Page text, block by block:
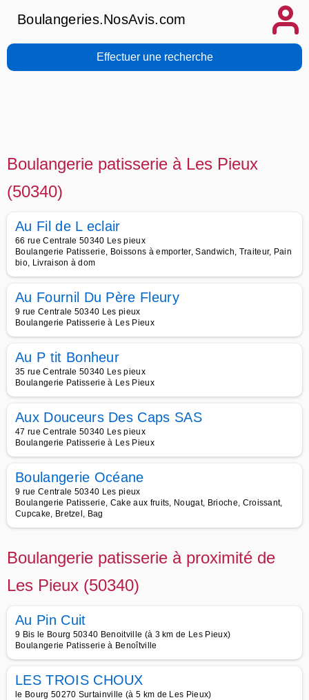
Boulangeries.NosAvis.com
Effectuer une recherche
Boulangerie patisserie à Les Pieux
(50340)
Au Fil de L eclair
66 rue Centrale 50340 Les pieux
Boulangerie Patisserie, Boissons à emporter, Sandwich, Traiteur, Pain
bio, Livraison à dom
Au Fournil Du Père Fleury
9 rue Centrale 50340 Les pieux
Boulangerie Patisserie à Les Pieux
Au P tit Bonheur
35 rue Centrale 50340 Les pieux
Boulangerie Patisserie à Les Pieux
Aux Douceurs Des Caps SAS
47 rue Centrale 50340 Les pieux
Boulangerie Patisserie à Les Pieux
Boulangerie Océane
9 rue Centrale 50340 Les pieux
Boulangerie Patisserie, Cake aux fruits, Nougat, Brioche, Croissant,
Cupcake, Bretzel, Bag
Boulangerie patisserie à proximité de
Les Pieux (50340)
Au Pin Cuit
9 Bis le Bourg 50340 Benoitville (à 3 km de Les Pieux)
Boulangerie Patisserie à Benoîtville
LES TROIS CHOUX
le Bourg 50270 Surtainville (à 5 km de Les Pieux)